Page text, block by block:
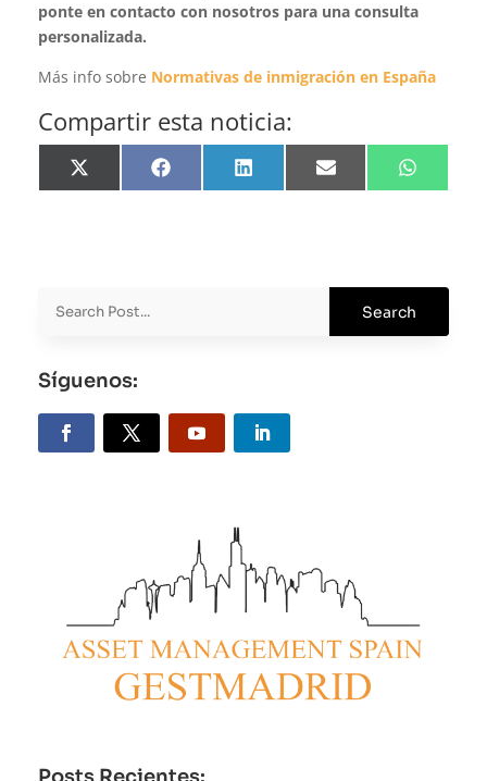
ponte en contacto con nosotros para una consulta
personalizada.
Más info sobre Normativas de inmigración en España
Compartir esta noticia:
Share
on
Share
on
Share
on
Share
on
Share
on
Síguenos: